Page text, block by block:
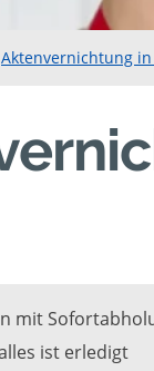
Aktenvernichtung
mit
ist erledigt